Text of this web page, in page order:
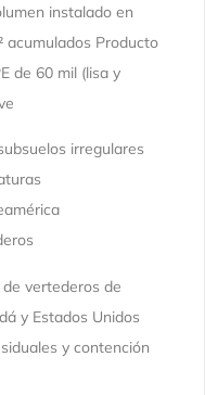
instalado en
Producto
de 60 mil (lisa y
irregulares
vertederos de
y Estados Unidos
y contención